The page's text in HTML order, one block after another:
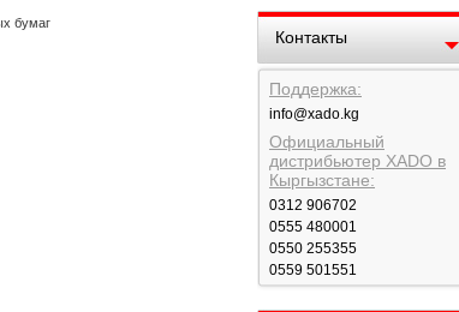
Контакты
Поддержка:
info@xado.kg
Официальный
дистрибьютер XADO в
Кыргызстане:
0312 906702
0555 480001
0550 255355
0559 501551
бумаг